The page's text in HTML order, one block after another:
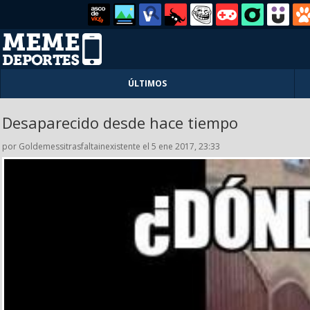
ÚLTIMOS
Desaparecido desde hace tiempo
por Goldemessitrasfaltainexistente el 5 ene 2017, 23:33